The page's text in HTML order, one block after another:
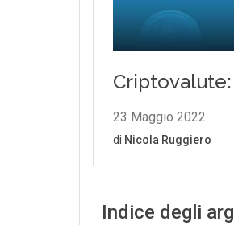
Indice degli